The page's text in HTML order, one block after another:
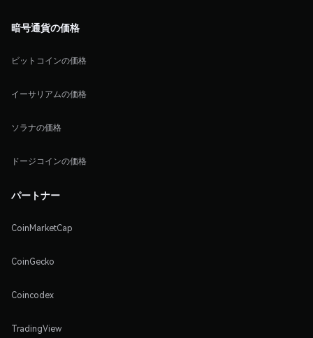
暗号通貨の価格
ビットコインの価格
イーサリアムの価格
ソラナの価格
ドージコインの価格
パートナー
CoinMarketCap
CoinGecko
Coincodex
TradingView